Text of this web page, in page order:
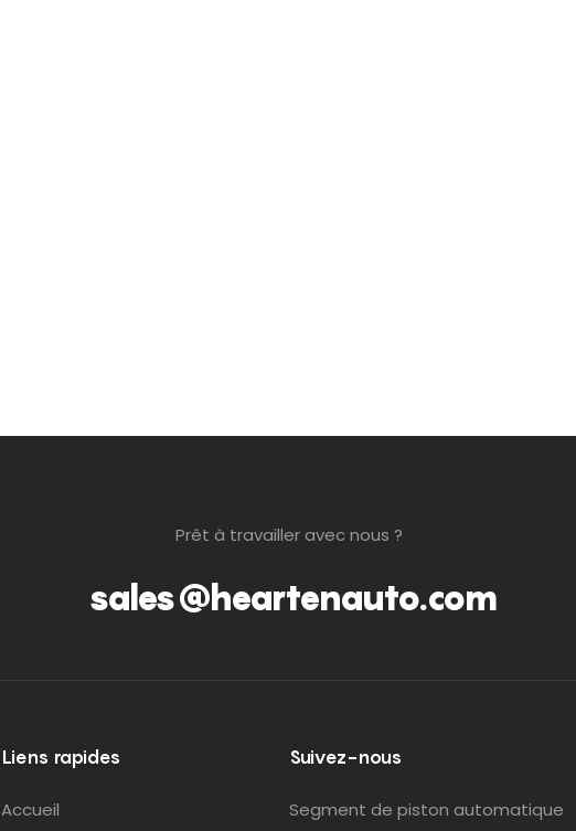
Prêt à travailler avec nous ?
sales@heartenauto.com
Liens rapides
Accueil
Suivez-nous
Segment de piston automatique